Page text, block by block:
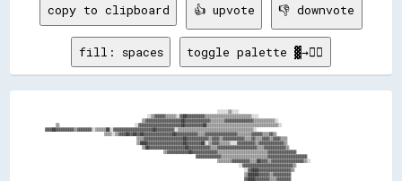
copy to clipboard 👍 upvote 👎 downvote
fill: spaces toggle palette ▓→✊🏽